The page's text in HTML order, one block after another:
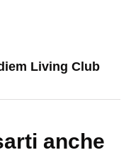
Living Club
anche